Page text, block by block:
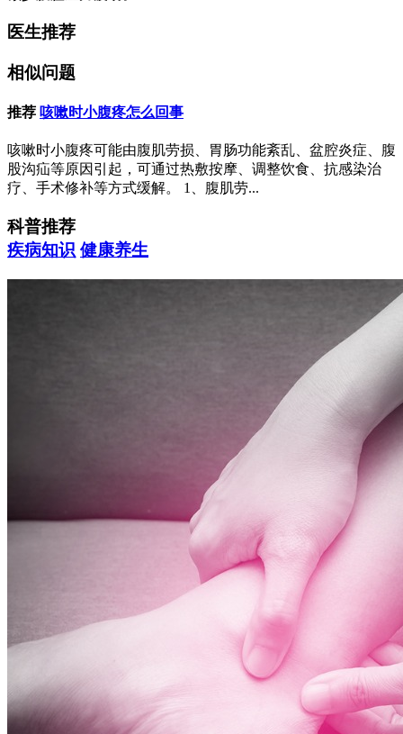
医生推荐
相似问题
推荐 咳嗽时小腹疼怎么回事
咳嗽时小腹疼可能由腹肌劳损、胃肠功能紊乱、盆腔炎症、腹
股沟疝等原因引起，可通过热敷按摩、调整饮食、抗感染治
疗、手术修补等方式缓解。 1、腹肌劳...
科普推荐
疾病知识 健康养生